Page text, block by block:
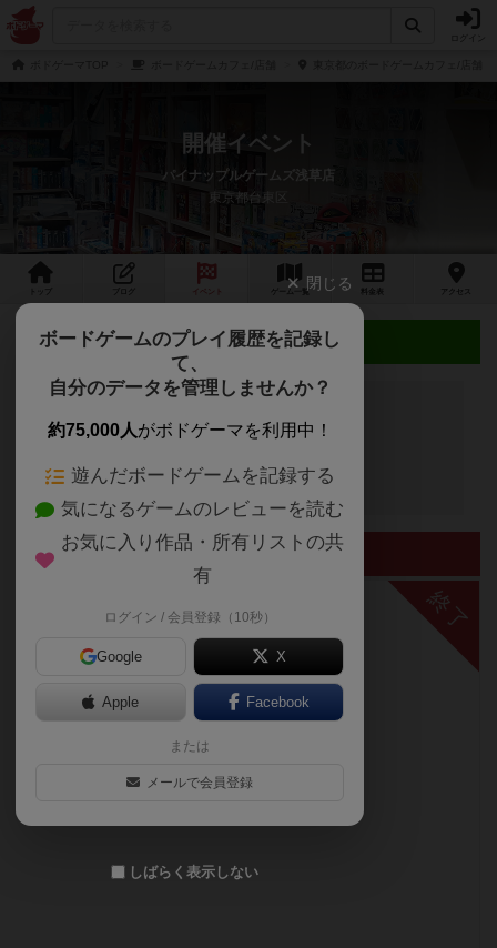
開催イベント
パイナップルゲームズ浅草店
東京都台東区
イベント ゲーム 一覧 料金 アクセス
近日開催予定のイベント
終了したイベント
終了
閉じる
ボードゲームのプレイ履歴を記録し
て、
自分のデータを管理しませんか？
約75,000人がボドゲーマを利用中！
遊んだボードゲームを記録する
気になるゲームのレビューを読む
お気に入り作品・所有リストの共
有
ログイン / 会員登録（10秒）
Google X
Apple Facebook
または
メールで会員登録
しばらく表示しない